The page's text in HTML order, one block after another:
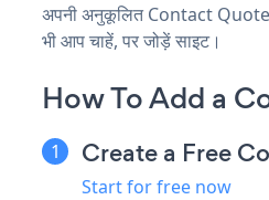
अपनी अनुकूलित Contact Quote
भी आप चाहें, पर जोड़ें साइट।
How To Add a
Create a Free
Start for free now